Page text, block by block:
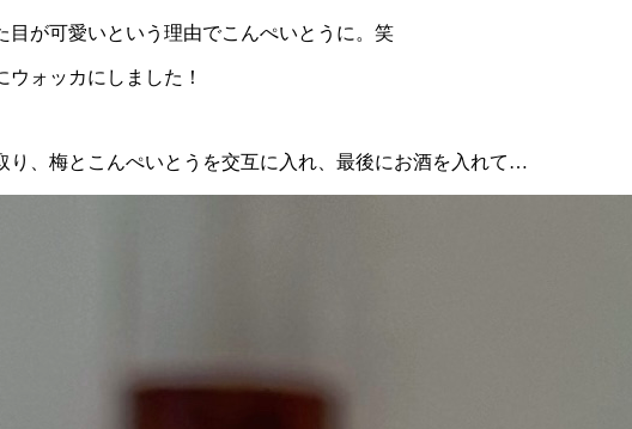
目が可愛いという理由でこんぺいとうに。笑
ウォッカにしました！
り、梅とこんぺいとうを交互に入れ、最後にお酒を入れて…